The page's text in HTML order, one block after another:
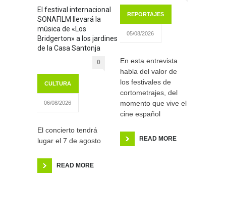
El festival internacional
SONAFILM llevará la
música de «Los
Bridgerton» a los jardines
de la Casa Santonja
0
CULTURA
06/08/2026
El concierto tendrá
lugar el 7 de agosto
READ MORE
REPORTAJES
05/08/2026
En esta entrevista
habla del valor de
los festivales de
cortometrajes, del
momento que vive el
cine español
READ MORE